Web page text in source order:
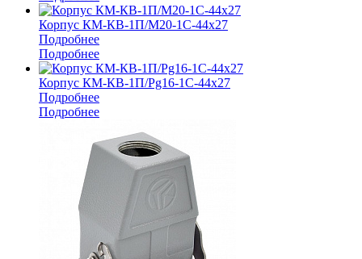
Корпус КМ-КВ-1П/М20-1С-44х27
Подробнее
Подробнее
Корпус КМ-КВ-1П/Pg16-1С-44х27
Подробнее
Подробнее